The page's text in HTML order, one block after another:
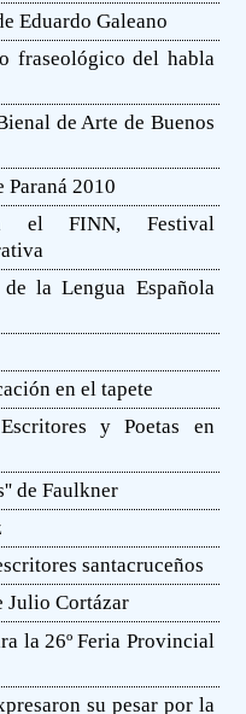
Eduardo Galeano
fraseológico del habla
de Arte de Buenos
Paraná 2010
el FINN, Festival
la Lengua Española
en el tapete
y Poetas en
de Faulkner
santacruceños
Julio Cortázar
la 26º Feria Provincial
su pesar por la